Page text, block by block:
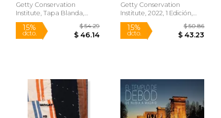
Getty Conservation
Institute, Tapa Blanda,
Nuevo
Getty Conservation
Institute, 2022, 1 Edición,
Tapa Blanda, Nuevo